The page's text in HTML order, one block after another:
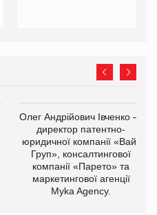
Олег Андрійович Івченко —
директор патентно-
юридичної компанії «Вайз
Груп», консалтингової
компанії «Парето» та
маркетингової агенції
Myka Agency.